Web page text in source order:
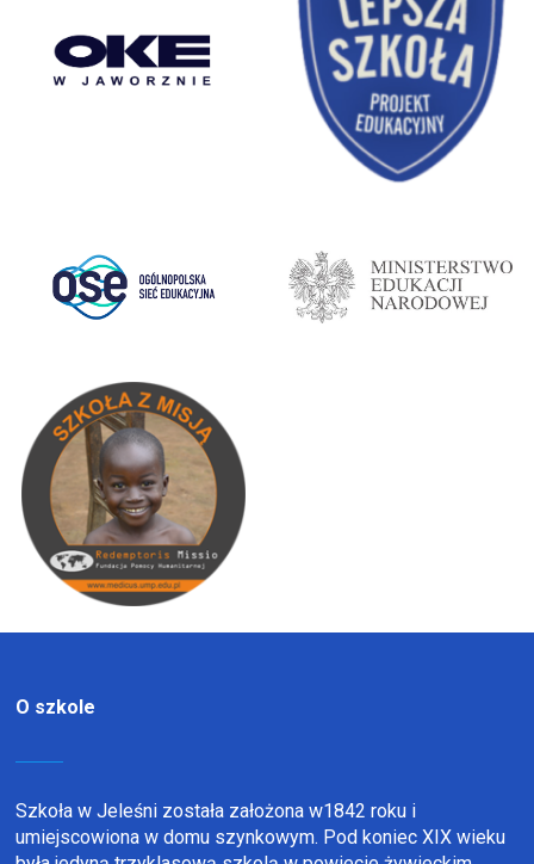
O szkole
Szkoła w Jeleśni została założona w1842 roku i
umiejscowiona w domu szynkowym. Pod koniec XIX wieku